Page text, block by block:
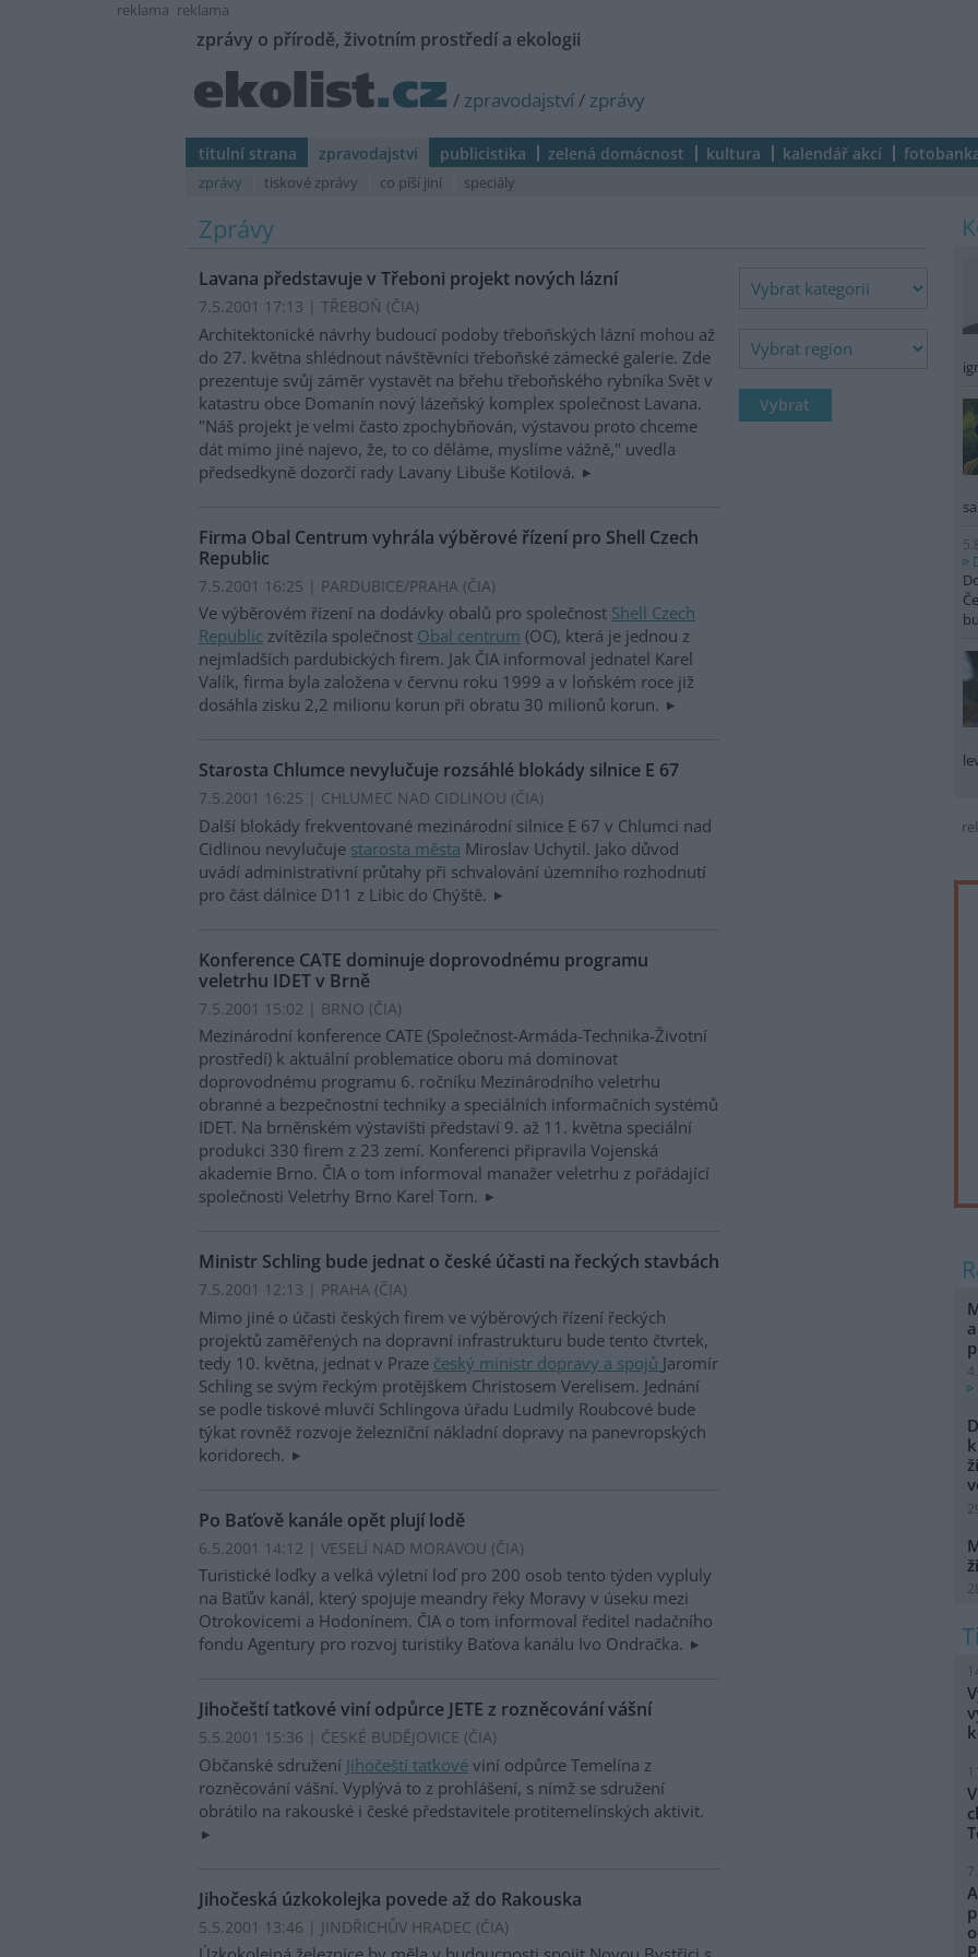
reklama reklama
zprávy o přírodě, životním prostředí a ekologii
/ zpravodajství/ zprávy
titulní strana zpravodajství publicistika zelená domácnost kultura kalendář akcí
zprávy tiskové zprávy co píší jiní speciály
Zprávy
Lavana představuje v Třeboni projekt nových lázní
7.5.2001 17:13 | TŘEBOŇ (ČIA)
Architektonické návrhy budoucí podoby třeboňských lázní mohou až
do 27. května shlédnout návštěvníci třeboňské zámecké galerie. Zde
prezentuje svůj záměr vystavět na břehu třeboňského rybníka Svět v
katastru obce Domanín nový lázeňský komplex společnost Lavana.
"Náš projekt je velmi často zpochybňován, výstavou proto chceme
dát mimo jiné najevo, že, to co děláme, myslíme vážně," uvedla
předsedkyně dozorčí rady Lavany Libuše Kotilová.
Firma Obal Centrum vyhrála výběrové řízení pro Shell Czech
Republic
7.5.2001 16:25 | PARDUBICE/PRAHA (ČIA)
Ve výběrovém řízení na dodávky obalů pro společnost Shell Czech
Republic zvítězila společnost Obal centrum (OC), která je jednou z
nejmladších pardubických firem. Jak ČIA informoval jednatel Karel
Valík, firma byla založena v červnu roku 1999 a v loňském roce již
dosáhla zisku 2,2 milionu korun při obratu 30 milionů korun.
Starosta Chlumce nevylučuje rozsáhlé blokády silnice E 67
7.5.2001 16:25 | CHLUMEC NAD CIDLINOU (ČIA)
Další blokády frekventované mezinárodní silnice E 67 v Chlumci nad
Cidlinou nevylučuje starosta města Miroslav Uchytil. Jako důvod
uvádí administrativní průtahy při schvalování územního rozhodnutí
pro část dálnice D11 z Libic do Chýště.
Konference CATE dominuje doprovodnému programu
veletrhu IDET v Brně
7.5.2001 15:02 | BRNO (ČIA)
Mezinárodní konference CATE (Společnost-Armáda-Technika-Životní
prostředí) k aktuální problematice oboru má dominovat
doprovodnému programu 6. ročníku Mezinárodního veletrhu
obranné a bezpečnostní techniky a speciálních informačních systémů
IDET. Na brněnském výstavišti představí 9. až 11. května speciální
produkci 330 firem z 23 zemí. Konferenci připravila Vojenská
akademie Brno. ČIA o tom informoval manažer veletrhu z pořádající
společnosti Veletrhy Brno Karel Torn.
Ministr Schling bude jednat o české účasti na řeckých stavbách
7.5.2001 12:13 | PRAHA (ČIA)
Mimo jiné o účasti českých firem ve výběrových řízení řeckých
projektů zaměřených na dopravní infrastrukturu bude tento čtvrtek,
tedy 10. května, jednat v Praze český ministr dopravy a spojů Jaromír
Schling se svým řeckým protějškem Christosem Verelisem. Jednání
se podle tiskové mluvčí Schlingova úřadu Ludmily Roubcové bude
týkat rovněž rozvoje železniční nákladní dopravy na panevropských
koridorech.
Po Baťově kanále opět plují lodě
6.5.2001 14:12 | VESELÍ NAD MORAVOU (ČIA)
Turistické loďky a velká výletní loď pro 200 osob tento týden vypluly
na Baťův kanál, který spojuje meandry řeky Moravy v úseku mezi
Otrokovicemi a Hodonínem. ČIA o tom informoval ředitel nadačního
fondu Agentury pro rozvoj turistiky Baťova kanálu Ivo Ondračka.
Jihočeští taťkové viní odpůrce JETE z rozněcování vášní
5.5.2001 15:36 | ČESKÉ BUDĚJOVICE (ČIA)
Občanské sdružení Jihočeští taťkové viní odpůrce Temelína z
rozněcování vášní. Vyplývá to z prohlášení, s nímž se sdružení
obrátilo na rakouské i české představitele protitemelínských aktivit.
Jihočeská úzkokolejka povede až do Rakouska
5.5.2001 13:46 | JINDŘICHŮV HRADEC (ČIA)